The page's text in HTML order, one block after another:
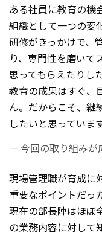
ある社員に教育の機
組織として一つの変
研修がきっかけで、
り、専門性を磨いて
思ってもらえたりし
教育の成果はすぐ、
ん。だからこそ、継
したいと思っています
－ 今回の取り組み
現場管理職が育成に
重要なポイントだっ
現在の部長陣はほぼ
の業務内容に対して